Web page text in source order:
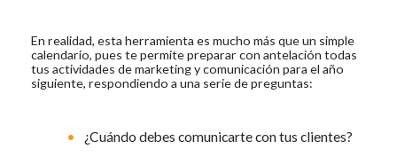
En realidad, esta herramienta es mucho más que un simple
calendario, pues te permite preparar con antelación todas
tus actividades de marketing y comunicación para el año
siguiente, respondiendo a una serie de preguntas:
¿Cuándo debes comunicarte con tus clientes?